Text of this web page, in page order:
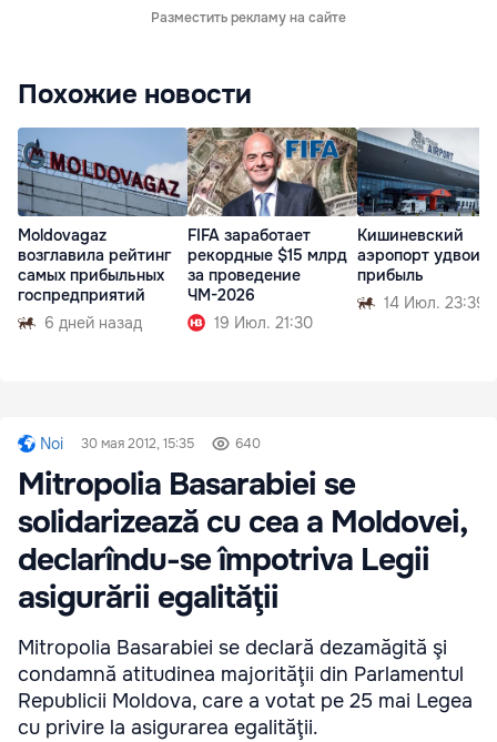
Разместить рекламу на сайте
Похожие новости
Moldovagaz
возглавила рейтинг
самых прибыльных
госпредприятий
6 дней назад
FIFA заработает
рекордные $15 млрд
за проведение
ЧМ-2026
19 Июл. 21:30
Кишиневский
аэропорт удвоил
прибыль
14 Июл. 23:39
Noi 30 мая 2012, 15:35 640
Mitropolia Basarabiei se
solidarizează cu cea a Moldovei,
declarîndu-se împotriva Legii
asigurării egalităţii
Mitropolia Basarabiei se declară dezamăgită şi
condamnă atitudinea majorităţii din Parlamentul
Republicii Moldova, care a votat pe 25 mai Legea
cu privire la asigurarea egalităţii.